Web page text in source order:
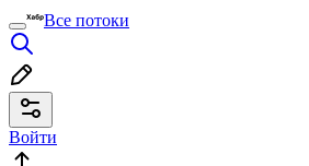
Все потоки
Войти